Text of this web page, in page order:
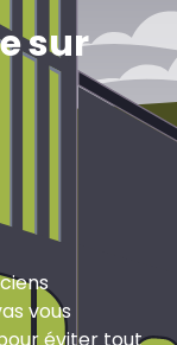
sur
vous